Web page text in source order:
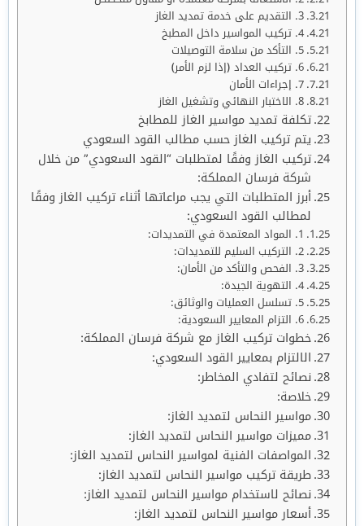
3. التقديم على خدمة تمديد الغاز
4. تركيب المواسير داخل المطبخ
5. التأكد من سلامة التوصيلات
6. تركيب العداد (إذا لزم الأمر)
7. إجراءات الأمان
8. الاختبار النهائي وتشغيل الغاز
تكلفة تمديد مواسير الغاز للمطابخ
يتم تركيب الغاز حسب مطالب القود السعودي
تركيب الغاز وفقًا لمتطلبات “القود السعودي” من خلال
شركة فرسان المملكة:
أبرز المتطلبات التي يجب مراعاتها أثناء تركيب الغاز وفقًا
لمطالب القود السعودي:
1. المواد المعتمدة في التمديدات:
2. التركيب السليم للتمديدات:
3. الفحص والتأكد من الأمان:
4. التهوية الجيدة:
5. تسلسل العمليات والوثائق:
6. التزام المعايير السعودية:
خطوات تركيب الغاز مع شركة فرسان المملكة:
الالتزام بمعايير القود السعودي:
نصائح لتفادي المخاطر:
خلاصة:
مواسير النحاس لتمديد الغاز:
مميزات مواسير النحاس لتمديد الغاز:
المواصفات الفنية لمواسير النحاس لتمديد الغاز:
طريقة تركيب مواسير النحاس لتمديد الغاز:
نصائح لاستخدام مواسير النحاس لتمديد الغاز:
أسعار مواسير النحاس لتمديد الغاز: